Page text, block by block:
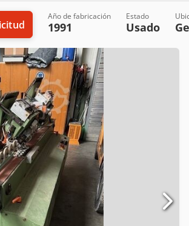
Año de fabricación
1991
Estado
Usado